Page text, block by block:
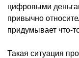
цифровыми
привычно
придумывает что-
Такая ситуация